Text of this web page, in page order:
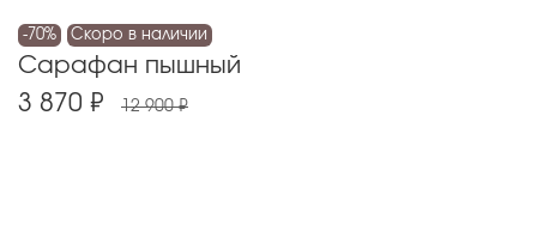
-70% Скоро в наличии
Сарафан пышный
3 870 ₽ 12 900 ₽